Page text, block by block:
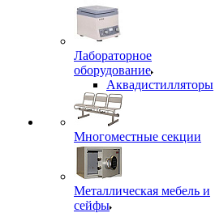
Лабораторное
оборудование
Аквадистилляторы
Многоместные секции
Металлическая мебель и
сейфы